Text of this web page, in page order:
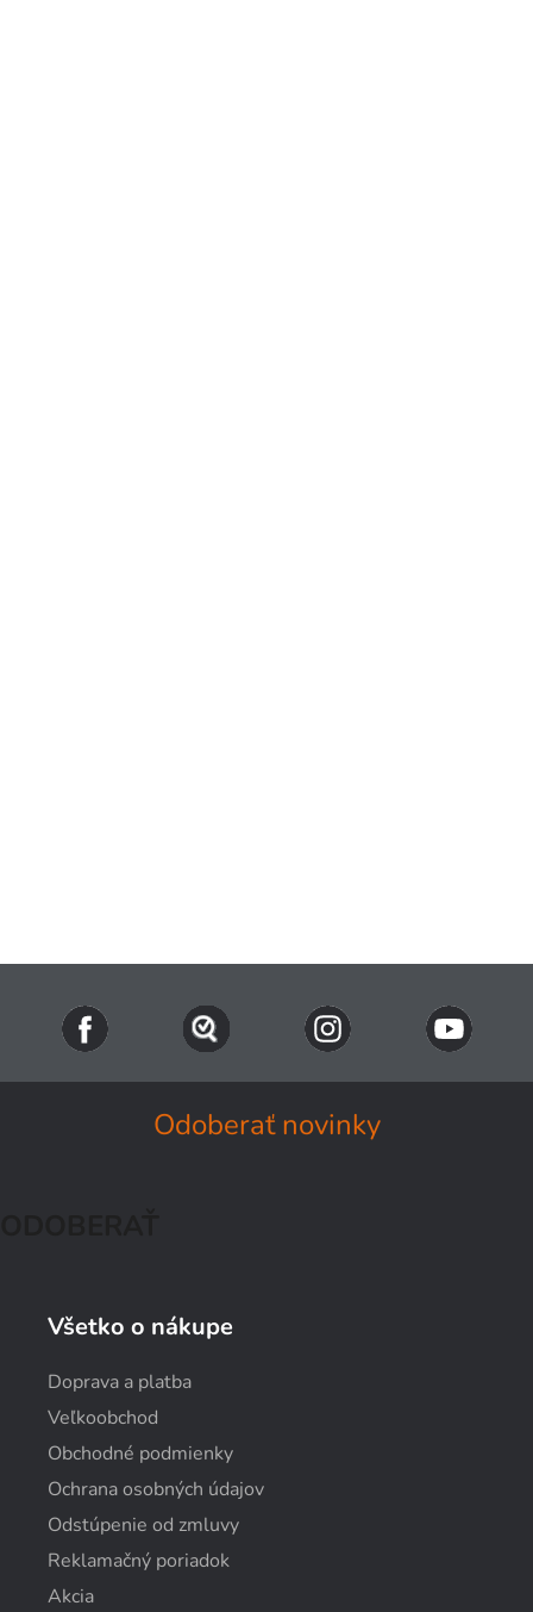
Odoberať novinky
Všetko o nákupe
Doprava a platba
Veľkoobchod
Obchodné podmienky
Ochrana osobných údajov
Odstúpenie od zmluvy
Reklamačný poriadok
Akcia